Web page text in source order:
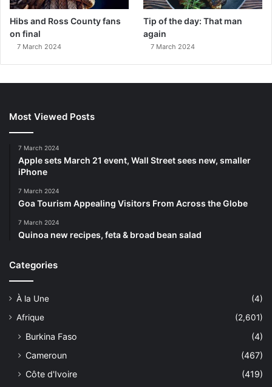
Hibs and Ross County fans
on final
7 March 2024
Tip of the day: That man
again
7 March 2024
Most Viewed Posts
7 March 2024
Apple sets March 21 event, Wall Street sees new, smaller
iPhone
7 March 2024
Goa Tourism Appealing Visitors From Across the Globe
7 March 2024
Quinoa new recipes, feta & broad bean salad
Categories
À la Une
(4)
Afrique
(2,601)
Burkina Faso
(4)
Cameroun
(467)
Côte d'Ivoire
(419)